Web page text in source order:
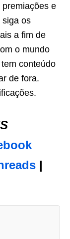
e
siga os
a fim de
o mundo
conteúdo
de fora.
|